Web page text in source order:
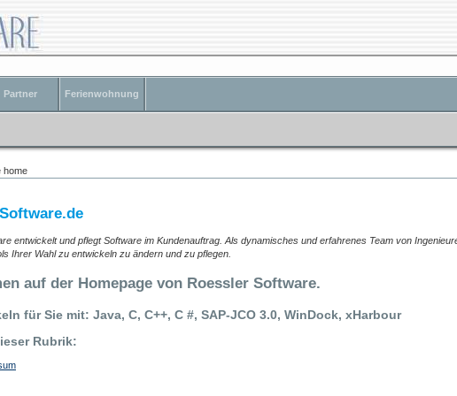
Partner Ferienwohnung
home
entwickelt und pflegt Software im Kundenauftrag. Als dynamisches und erfahrenes Team von
Ihrer Wahl zu entwickeln zu ändern und zu pflegen.
auf der Homepage von Roessler Software.
für Sie mit: Java, C, C++, C #, SAP-JCO 3.0, WinDock, xHarbour
Rubrik: